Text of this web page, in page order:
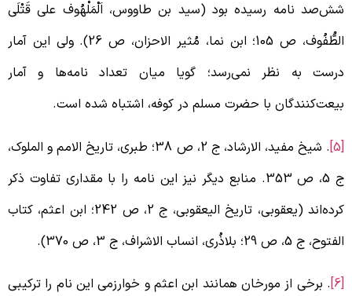
نامه رسیده بود (سید بن طاووس، اَلْمَلْهُوف علی قَتْلَی
الطُّفُوف، ص 105؛ ابن نما، مُثیر الاحزان، ص 26). ولی این آمار
به نظر نمی‌رسد؛ گویا میان تعداد نامه‌ها و آمار
با حضرت مسلم در کوفه، اشتباه شده است.
. شیخ مفید، الارشاد، ج 2، ص 38؛ طبری، تاریخ الامم و الملوک،
ج 5، ص 353. منابع دیگر نیز این نامه را با مقداری تفاوت ذکر
کرده‌اند (یعقوبی، تاریخ الیعقوبی، ج 2، ص 242؛ ابن اعثم، کتاب
ج 5، ص 29؛ بلاذُری، انساب الاشراف، ج 3، ص 370).
. برخی از مورخان همانند ابن اعثم و خوارزمی این نام را ترکیبی